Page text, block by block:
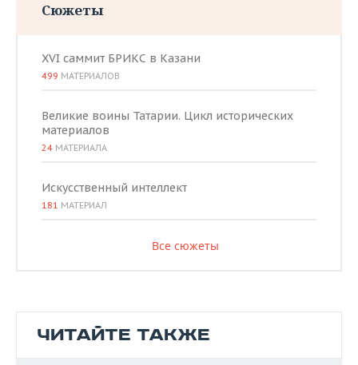
Сюжеты
XVI саммит БРИКС в Казани
499 МАТЕРИАЛОВ
Великие воины Татарии. Цикл исторических
материалов
24 МАТЕРИАЛА
Искусственный интеллект
181 МАТЕРИАЛ
Все сюжеты
ЧИТАЙТЕ ТАКЖЕ